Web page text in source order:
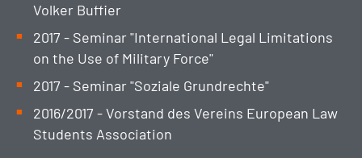
Volker Buffier
2017 - Seminar "International Legal Limitations
on the Use of Military Force"
2017 - Seminar "Soziale Grundrechte"
2016/2017 - Vorstand des Vereins European Law
Students Association